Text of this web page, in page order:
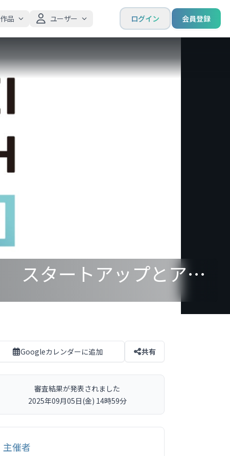
ログイン 会員登録
作品 ユーザー
日本経済新聞社主催のピッチコンテスト参加者募集！ スタートアップとアトツギベンチャー対象、グランプリには賞金100万円
Googleカレンダーに追加 共有
審査結果が発表されました
2025年09月05日(金) 14時59分
主催者